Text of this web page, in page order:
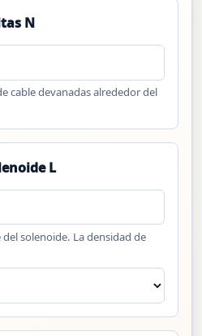
N
cable devanadas alrededor del
L
solenoide. La densidad de